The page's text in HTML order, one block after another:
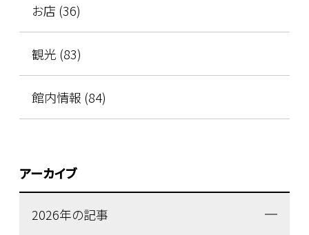
お店 (36)
観光 (83)
館内情報 (84)
アーカイブ
2026年の記事